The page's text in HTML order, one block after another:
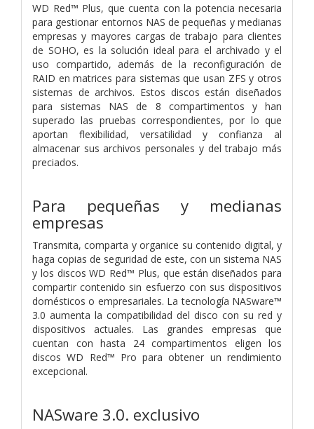
WD Red™ Plus, que cuenta con la potencia necesaria
para gestionar entornos NAS de pequeñas y medianas
empresas y mayores cargas de trabajo para clientes
de SOHO, es la solución ideal para el archivado y el
uso compartido, además de la reconfiguración de
RAID en matrices para sistemas que usan ZFS y otros
sistemas de archivos. Estos discos están diseñados
para sistemas NAS de 8 compartimentos y han
superado las pruebas correspondientes, por lo que
aportan flexibilidad, versatilidad y confianza al
almacenar sus archivos personales y del trabajo más
preciados.
Para pequeñas y medianas
empresas
Transmita, comparta y organice su contenido digital, y
haga copias de seguridad de este, con un sistema NAS
y los discos WD Red™ Plus, que están diseñados para
compartir contenido sin esfuerzo con sus dispositivos
domésticos o empresariales. La tecnología NASware™
3.0 aumenta la compatibilidad del disco con su red y
dispositivos actuales. Las grandes empresas que
cuentan con hasta 24 compartimentos eligen los
discos WD Red™ Pro para obtener un rendimiento
excepcional.
NASware 3.0. exclusivo